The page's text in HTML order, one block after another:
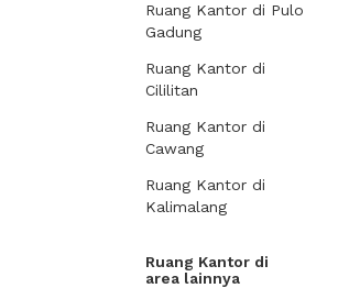
Ruang Kantor di Pulo
Gadung
Ruang Kantor di
Cililitan
Ruang Kantor di
Cawang
Ruang Kantor di
Kalimalang
Ruang Kantor di
area lainnya